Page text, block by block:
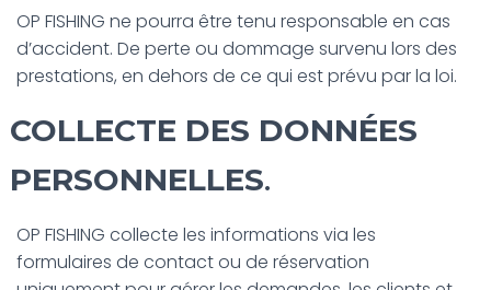
OP FISHING ne pourra être tenu responsable en cas
d’accident. De perte ou dommage survenu lors des
prestations, en dehors de ce qui est prévu par la loi.
COLLECTE DES DONNÉES
PERSONNELLES.
OP FISHING collecte les informations via les
formulaires de contact ou de réservation